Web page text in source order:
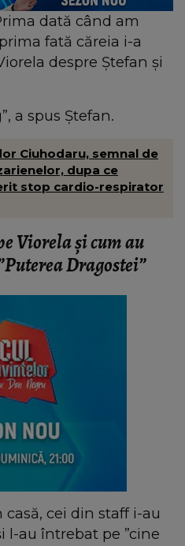
dată când am
fată căreia i-a
despre Ștefan și
a spus Ștefan.
Ciuhodaru, semnal de
dupa ce
stop cardio-respirator
Viorela și cum au
Dragostei”
cei din staff i-au
l-au întrebat pe ”cine